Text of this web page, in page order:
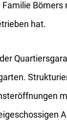
Bömers
hat.